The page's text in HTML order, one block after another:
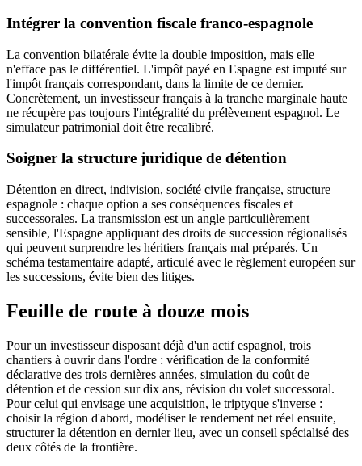
Intégrer la convention fiscale franco-espagnole
La convention bilatérale évite la double imposition, mais elle
n'efface pas le différentiel. L'impôt payé en Espagne est imputé sur
l'impôt français correspondant, dans la limite de ce dernier.
Concrètement, un investisseur français à la tranche marginale haute
ne récupère pas toujours l'intégralité du prélèvement espagnol. Le
simulateur patrimonial doit être recalibré.
Soigner la structure juridique de détention
Détention en direct, indivision, société civile française, structure
espagnole : chaque option a ses conséquences fiscales et
successorales. La transmission est un angle particulièrement
sensible, l'Espagne appliquant des droits de succession régionalisés
qui peuvent surprendre les héritiers français mal préparés. Un
schéma testamentaire adapté, articulé avec le règlement européen sur
les successions, évite bien des litiges.
Feuille de route à douze mois
Pour un investisseur disposant déjà d'un actif espagnol, trois
chantiers à ouvrir dans l'ordre : vérification de la conformité
déclarative des trois dernières années, simulation du coût de
détention et de cession sur dix ans, révision du volet successoral.
Pour celui qui envisage une acquisition, le triptyque s'inverse :
choisir la région d'abord, modéliser le rendement net réel ensuite,
structurer la détention en dernier lieu, avec un conseil spécialisé des
deux côtés de la frontière.